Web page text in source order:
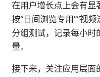
在用户增长点上会有显
按“日间浏览专用”“视
分组测试，记录每小时
量。
接下来，关注应用层面